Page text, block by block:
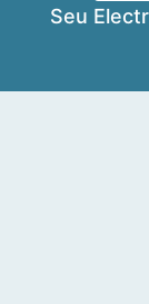
Seu